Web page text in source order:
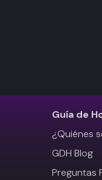
Guía de
¿Quiénes
GDH Blog
Preguntas